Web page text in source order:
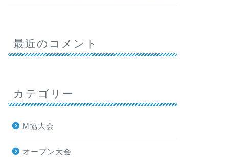
最近のコメント
カテゴリー
M協大会
オープン大会